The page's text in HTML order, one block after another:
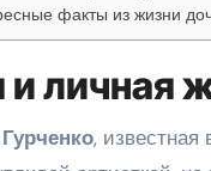
факты из жизни
личная
, известная